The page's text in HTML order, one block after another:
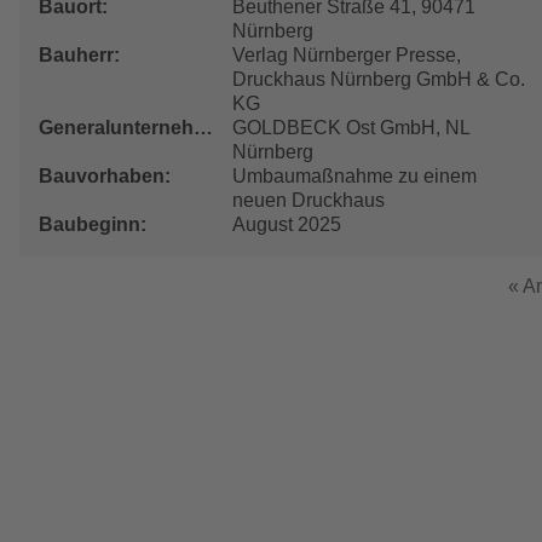
Bauort
Beuthener Straße 41, 90471
Nürnberg
Bauherr
Verlag Nürnberger Presse,
Druckhaus Nürnberg GmbH & Co.
KG
Generalunternehmer
GOLDBECK Ost GmbH, NL
Nürnberg
Bauvorhaben
Umbaumaßnahme zu einem
neuen Druckhaus
Baubeginn
August 2025
«